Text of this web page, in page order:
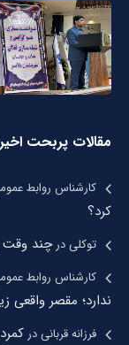
مقالات پربحت
کارشناس روابط
کرد؟
توکلیدرچند وقت
کارشناس روابط
ندارد؛ مقصر واقعی
فرزانه قربانیدر